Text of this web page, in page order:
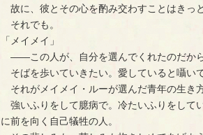
故に、彼とその心を酌み交わすことはきっ
それでも。
「メイメイ」
――この人が、自分を選んでくれたのだから
そばを歩いていきたい。愛していると囁い
それがメイメイ・ルーが選んだ青年の生き方
強いふりをして臆病で。冷たいふりをして
に前を向く自己犠牲の人。